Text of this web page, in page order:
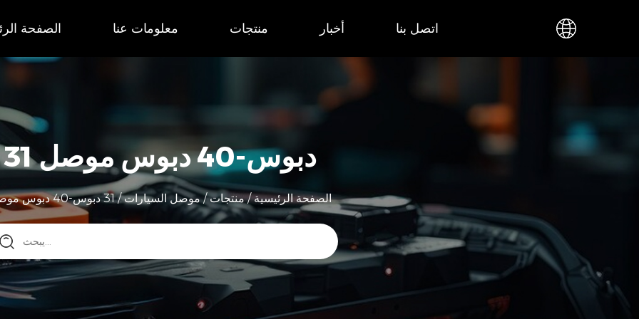
الصفحة معلومات عنا منتجات أخبار اتصل بنا
31 دبوس-40 دبوس موصل
الصفحة الرئيسية/منتجات/موصل السيارات/31 دبوس-40 دبوس موصل